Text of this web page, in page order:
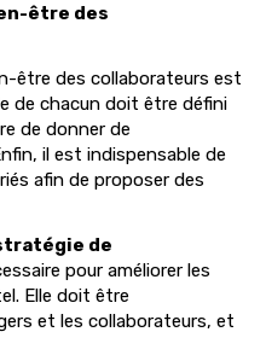
être des
être des collaborateurs est
de chacun doit être défini
de donner de
il est indispensable de
afin de proposer des
de
pour améliorer les
Elle doit être
et les collaborateurs, et